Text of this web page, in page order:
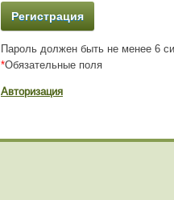
Пароль должен быть не менее 6
*Обязательные поля
Авторизация